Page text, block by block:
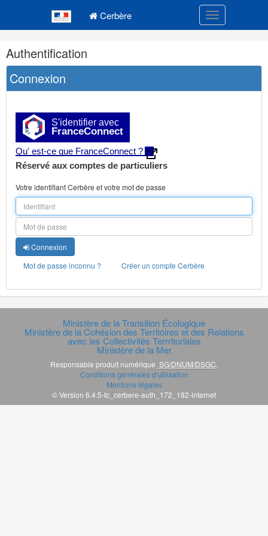
Cerbère Toggle
Navigation
et
outils
annexes
Authentification
Connexion
S'identifier avec
FranceConnect
Qu' est-ce que FranceConnect ?
Réservé aux comptes de particuliers
Votre identifiant Cerbère et votre mot de passe
Connexion
Mot de passe inconnu ?
Créer un compte Cerbère
Ministère de la Transition Écologique
Ministère de la Cohésion des Territoires et des Relations
avec les Collectivités Terrritoriales
Ministère de la Mer
Responsable produit numérique SG/DNUM/DSGC.
Conditions générales d'utilisation
Mentions légales
© Version 6.4.5-tc_cerbere-auth_172_182-internet